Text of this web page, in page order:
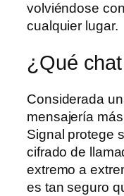
volviéndose
cualquier lugar.
¿Qué
Considerada
mensajería
Signal protege
cifrado de
extremo a
es tan seguro